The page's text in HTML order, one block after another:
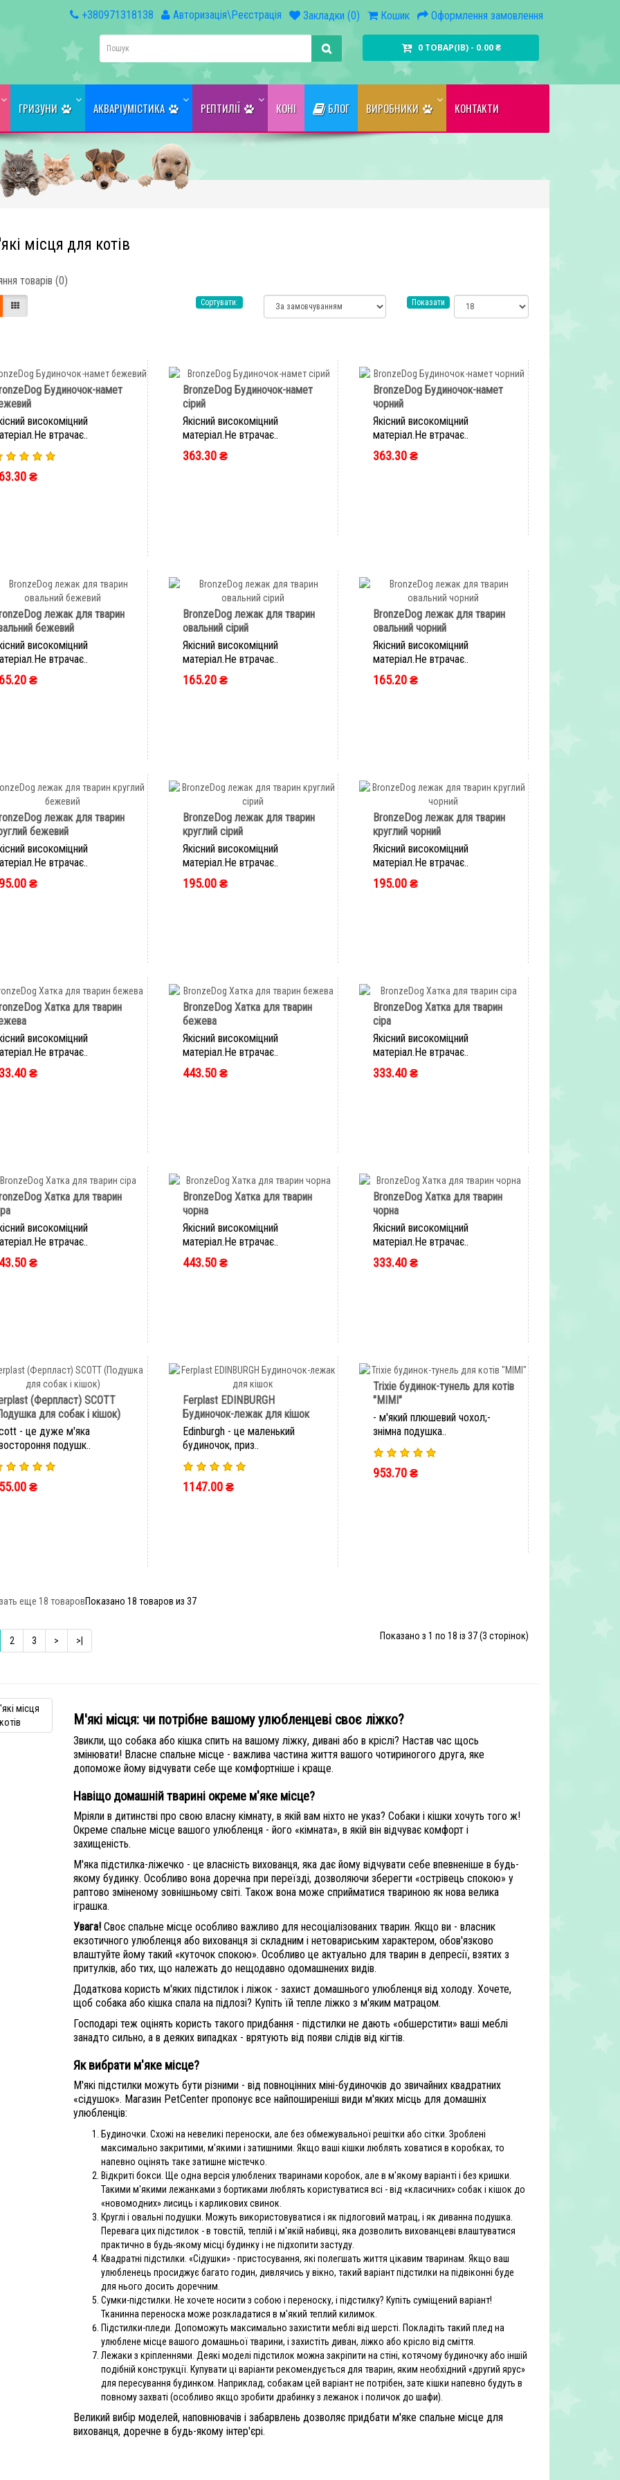
+380971318138 Авторизація\Реєстрація Закладки (0) Кошик Оформлення замовлення
0 ТОВАР(ІВ) - 0.00 ₴
ГРИЗУНИ АКВАРІУМІСТИКА РЕПТИЛІЇ КОНІ БЛОГ ВИРОБНИКИ КОНТАКТИ
місця для котів
товарів (0)
Сортувати: Показати
Будиночок-намет
високоміцний
втрачає..
₴
BronzeDog Будиночок-намет
сірий
Якісний високоміцний
матеріал.Не втрачає..
363.30 ₴
BronzeDog Будиночок-намет
чорний
Якісний високоміцний
матеріал.Не втрачає..
363.30 ₴
лежак для тварин
бежевий
високоміцний
втрачає..
₴
BronzeDog лежак для тварин
овальний сірий
Якісний високоміцний
матеріал.Не втрачає..
165.20 ₴
BronzeDog лежак для тварин
овальний чорний
Якісний високоміцний
матеріал.Не втрачає..
165.20 ₴
лежак для тварин
бежевий
високоміцний
втрачає..
₴
BronzeDog лежак для тварин
круглий сірий
Якісний високоміцний
матеріал.Не втрачає..
195.00 ₴
BronzeDog лежак для тварин
круглий чорний
Якісний високоміцний
матеріал.Не втрачає..
195.00 ₴
Хатка для тварин
високоміцний
втрачає..
₴
BronzeDog Хатка для тварин
бежева
Якісний високоміцний
матеріал.Не втрачає..
443.50 ₴
BronzeDog Хатка для тварин
сіра
Якісний високоміцний
матеріал.Не втрачає..
333.40 ₴
Хатка для тварин
високоміцний
втрачає..
₴
BronzeDog Хатка для тварин
чорна
Якісний високоміцний
матеріал.Не втрачає..
443.50 ₴
BronzeDog Хатка для тварин
чорна
Якісний високоміцний
матеріал.Не втрачає..
333.40 ₴
(Ферпласт) SCOTT
для собак і кішок)
- це дуже м'яка
подушк..
₴
Ferplast EDINBURGH
Будиночок-лежак для кішок
Edinburgh - це маленький
будиночок, приз..
1147.00 ₴
Trixie будинок-тунель для котів
"MIMI"
- м'який плюшевий чохол;-
знімна подушка..
953.70 ₴
еще 18 товаровПоказано 18 товаров из 37
2 3 > >| Показано з 1 по 18 із 37 (3 сторінок)
М'які місця: чи потрібне вашому улюбленцеві своє ліжко?
Звикли, що собака або кішка спить на вашому ліжку, дивані або в кріслі? Настав час щось
змінювати! Власне спальне місце - важлива частина життя вашого чотириногого друга, яке
допоможе йому відчувати себе ще комфортніше і краще.
Навіщо домашній тварині окреме м'яке місце?
Мріяли в дитинстві про свою власну кімнату, в якій вам ніхто не указ? Собаки і кішки хочуть того ж!
Окреме спальне місце вашого улюбленця - його «кімната», в якій він відчуває комфорт і
захищеність.
М'яка підстилка-ліжечко - це власність вихованця, яка дає йому відчувати себе впевненіше в будь-
якому будинку. Особливо вона доречна при переїзді, дозволяючи зберегти «острівець спокою» у
раптово зміненому зовнішньому світі. Також вона може сприйматися твариною як нова велика
іграшка.
Увага! Своє спальне місце особливо важливо для несоціалізованих тварин. Якщо ви - власник
екзотичного улюбленця або вихованця зі складним і нетовариським характером, обов'язково
влаштуйте йому такий «куточок спокою». Особливо це актуально для тварин в депресії, взятих з
притулків, або тих, що належать до нещодавно одомашнених видів.
Додаткова користь м'яких підстилок і ліжок - захист домашнього улюбленця від холоду. Хочете,
щоб собака або кішка спала на підлозі? Купіть їй тепле ліжко з м'яким матрацом.
Господарі теж оцінять користь такого придбання - підстилки не дають «обшерстити» ваші меблі
занадто сильно, а в деяких випадках - врятують від появи слідів від кігтів.
Як вибрати м'яке місце?
М'які підстилки можуть бути різними - від повноцінних міні-будиночків до звичайних квадратних
«сідушок». Магазин PetCenter пропонує все найпоширеніші види м'яких місць для домашніх
улюбленців:
Будиночки. Схожі на невеликі переноски, але без обмежувальної решітки або сітки. Зроблені
максимально закритими, м'якими і затишними. Якщо ваші кішки люблять ховатися в коробках, то
напевно оцінять таке затишне містечко.
Відкриті бокси. Ще одна версія улюблених тваринами коробок, але в м'якому варіанті і без кришки.
Такими м'якими лежанками з бортиками люблять користуватися всі - від «класичних» собак і кішок до
«новомодних» лисиць і карликових свинок.
Круглі і овальні подушки. Можуть використовуватися і як підлоговий матрац, і як диванна подушка.
Перевага цих підстилок - в товстій, теплій і м'якій набивці, яка дозволить вихованцеві влаштуватися
практично в будь-якому місці будинку і не підхопити застуду.
Квадратні підстилки. «Сідушки» - пристосування, які полегшать життя цікавим тваринам. Якщо ваш
улюбленець просиджує багато годин, дивлячись у вікно, такий варіант підстилки на підвіконні буде
для нього досить доречним.
Сумки-підстилки. Не хочете носити з собою і переноску, і підстилку? Купіть суміщений варіант!
Тканинна переноска може розкладатися в м'який теплий килимок.
Підстилки-пледи. Допоможуть максимально захистити меблі від шерсті. Покладіть такий плед на
улюблене місце вашого домашньої тварини, і захистіть диван, ліжко або крісло від сміття.
Лежаки з кріпленнями. Деякі моделі підстилок можна закріпити на стіні, котячому будиночку або іншій
подібній конструкції. Купувати ці варіанти рекомендується для тварин, яким необхідний «другий ярус»
для пересування будинком. Наприклад, собакам цей варіант не потрібен, зате кішки напевно будуть в
повному захваті (особливо якщо зробити драбинку з лежанок і поличок до шафи).
Великий вибір моделей, наповнювачів і забарвлень дозволяє придбати м'яке спальне місце для
вихованця, доречне в будь-якому інтер'єрі.